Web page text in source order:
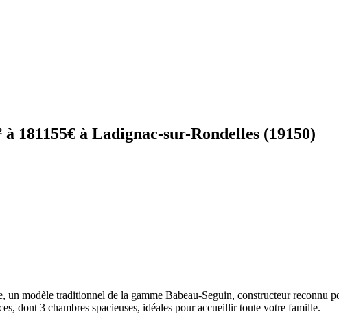
181155€ à Ladignac-sur-Rondelles (19150)
un modèle traditionnel de la gamme Babeau-Seguin, constructeur
dont 3 chambres spacieuses, idéales pour accueillir toute votre famille.